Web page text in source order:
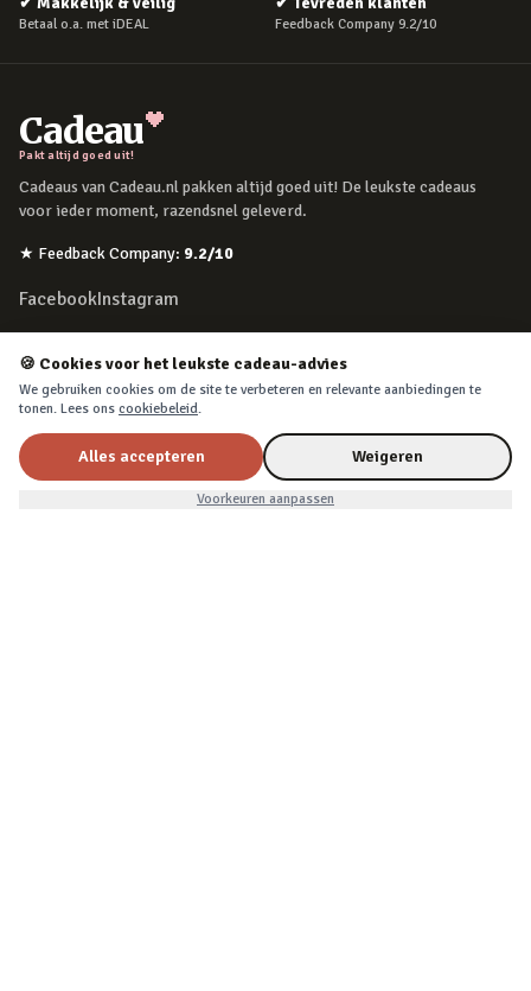
Betaal o.a. met iDEAL Feedback Company 9.2/10
Cadeau
Pakt altijd goed uit!
Cadeaus van Cadeau.nl pakken altijd goed uit! De leukste cadeaus
voor ieder moment, razendsnel geleverd.
★ Feedback Company: 9.2/10
FacebookInstagram
POPULAIRE MOMENTEN
Verjaardag
Moederdag
Vaderdag
🍪 Cookies voor het leukste cadeau-advies
We gebruiken cookies om de site te verbeteren en relevante aanbiedingen te
tonen. Lees ons cookiebeleid.
Alles accepteren Weigeren
Voorkeuren aanpassen